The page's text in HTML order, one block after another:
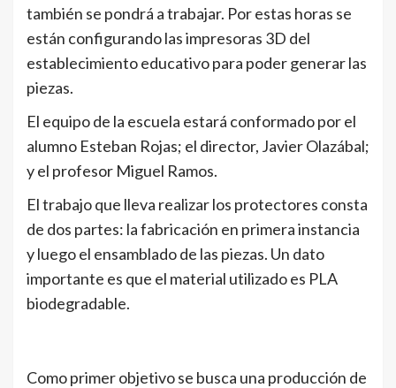
también se pondrá a trabajar. Por estas horas se
están configurando las impresoras 3D del
establecimiento educativo para poder generar las
piezas.
El equipo de la escuela estará conformado por el
alumno Esteban Rojas; el director, Javier Olazábal;
y el profesor Miguel Ramos.
El trabajo que lleva realizar los protectores consta
de dos partes: la fabricación en primera instancia
y luego el ensamblado de las piezas. Un dato
importante es que el material utilizado es PLA
biodegradable.
Como primer objetivo se busca una producción de